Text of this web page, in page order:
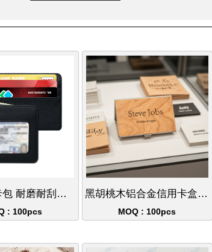
透明开窗卡包 耐磨耐刮大容量证件套
: 100pcs
黑胡桃木铝合金信用卡盒名片盒商务卡包
MOQ : 100pcs